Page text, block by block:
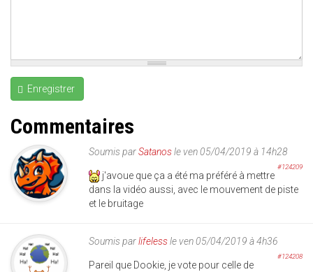
Enregistrer
Commentaires
Soumis parSatanosle ven 05/04/2019 à 14h28
#124209
j'avoue que ça a été ma préféré à mettre
dans la vidéo aussi, avec le mouvement de piste
et le bruitage
Soumis parlifelessle ven 05/04/2019 à 4h36
#124208
Pareil que Dookie, je vote pour celle de